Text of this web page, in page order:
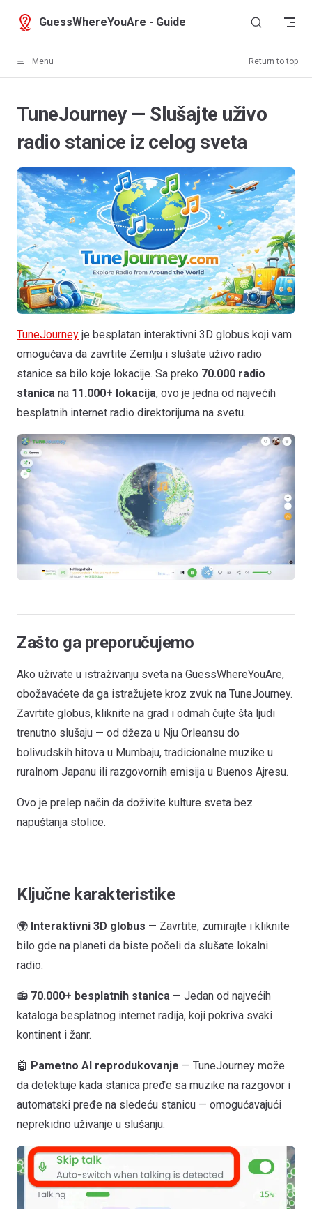
Skip to content
GuessWhereYouAre - Guide
Menu Return to top
TuneJourney — Slušajte uživo
radio stanice iz celog sveta
TuneJourney je besplatan interaktivni 3D globus koji vam
omogućava da zavrtite Zemlju i slušate uživo radio
stanice sa bilo koje lokacije. Sa preko 70.000 radio
stanica na 11.000+ lokacija, ovo je jedna od najvećih
besplatnih internet radio direktorijuma na svetu.
Zašto ga preporučujemo
Ako uživate u istraživanju sveta na GuessWhereYouAre,
obožavaćete da ga istražujete kroz zvuk na TuneJourney.
Zavrtite globus, kliknite na grad i odmah čujte šta ljudi
trenutno slušaju — od džeza u Nju Orleansu do
bolivudskih hitova u Mumbaju, tradicionalne muzike u
ruralnom Japanu ili razgovornih emisija u Buenos Ajresu.
Ovo je prelep način da doživite kulture sveta bez
napuštanja stolice.
Ključne karakteristike
🌍 Interaktivni 3D globus — Zavrtite, zumirajte i kliknite
bilo gde na planeti da biste počeli da slušate lokalni
radio.
📻 70.000+ besplatnih stanica — Jedan od najvećih
kataloga besplatnog internet radija, koji pokriva svaki
kontinent i žanr.
🤖 Pametno AI reprodukovanje — TuneJourney može
da detektuje kada stanica pređe sa muzike na razgovor i
automatski pređe na sledeću stanicu — omogućavajući
neprekidno uživanje u slušanju.